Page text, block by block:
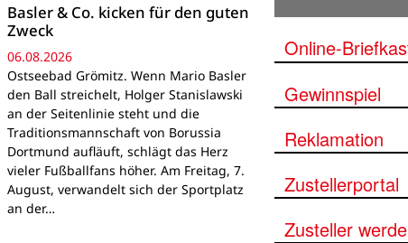
Basler & Co. kicken für den guten
Zweck
06.08.2026
Ostseebad Grömitz. Wenn Mario Basler
den Ball streichelt, Holger Stanislawski
an der Seitenlinie steht und die
Traditionsmannschaft von Borussia
Dortmund aufläuft, schlägt das Herz
vieler Fußballfans höher. Am Freitag, 7.
August, verwandelt sich der Sportplatz
an der…
Online-
Gewinnspiel
Reklamation
Zustellerportal
Zusteller